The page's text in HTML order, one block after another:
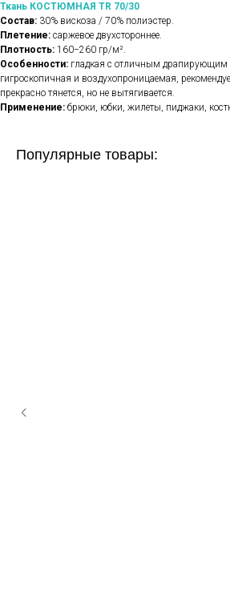
Ткань КОСТЮМНАЯ TR 70/30
Состав: 30% вискоза / 70% полиэстер.
Плетение: саржевое двухстороннее.
Плотность: 160−260 гр/м².
Особенности: гладкая с отличным драпирующим
гигроскопичная и воздухопроницаемая,
прекрасно тянется, но не вытягивается.
Применение: брюки, юбки, жилеты, пиджаки,
Популярные товары: